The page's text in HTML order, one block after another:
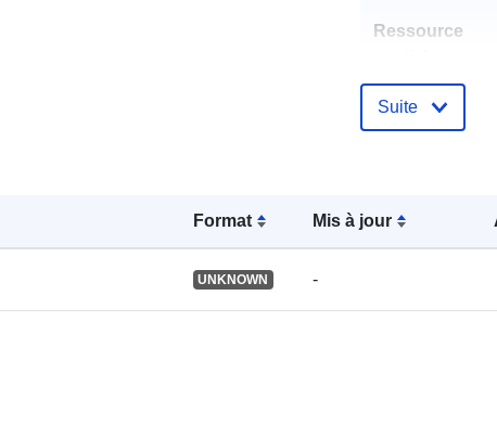
Format Mis à jour
UNKNOWN -
Ressource
Identificateurs:
Suite